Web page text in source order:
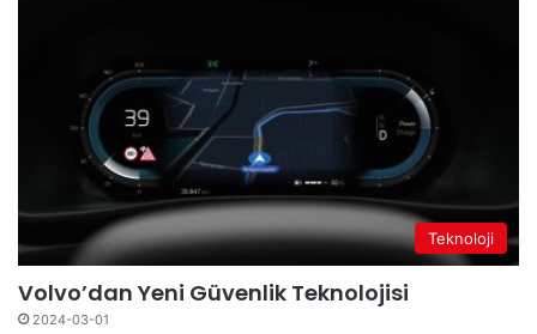
Teknoloji
Volvo’dan Yeni Güvenlik Teknolojisi
2024-03-01